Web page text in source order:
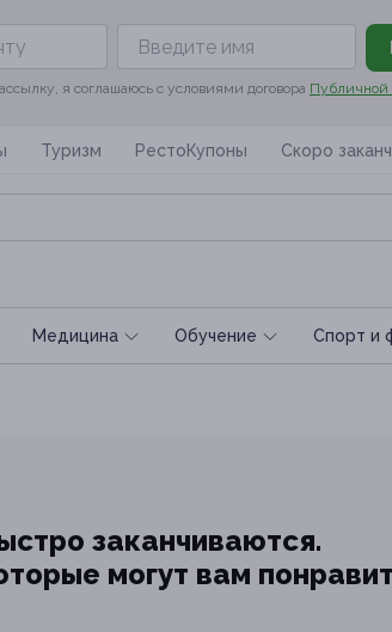
я соглашаюсь с условиями договора Публичной
Туризм РестоКупоны Скоро
Медицина Обучение Спoрт и
заканчиваются.
могут вам